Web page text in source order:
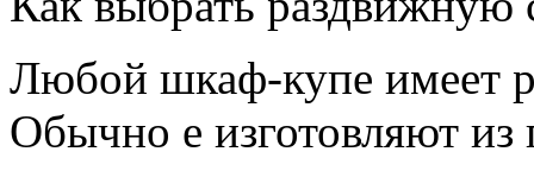
Любой шкаф-купе имеет
Обычно е изготовляют